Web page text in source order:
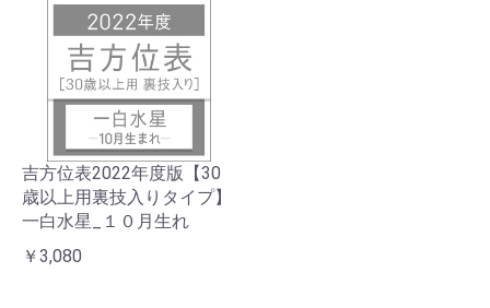
吉方位表2022年度版【30
歳以上用裏技入りタイプ】
一白水星_１０月生れ
￥3,080